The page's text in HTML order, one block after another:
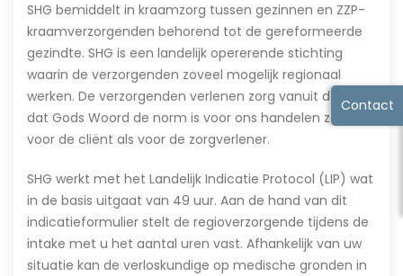
Contact
SHG bemiddelt in kraamzorg tussen gezinnen en ZZP-
kraamverzorgenden behorend tot de gereformeerde
gezindte. SHG is een landelijk opererende stichting
waarin de verzorgenden zoveel mogelijk regionaal
werken. De verzorgenden verlenen zorg vanuit de visie
dat Gods Woord de norm is voor ons handelen zowel
voor de cliënt als voor de zorgverlener.
SHG werkt met het Landelijk Indicatie Protocol (LIP) wat
in de basis uitgaat van 49 uur. Aan de hand van dit
indicatieformulier stelt de regioverzorgende tijdens de
intake met u het aantal uren vast. Afhankelijk van uw
situatie kan de verloskundige op medische gronden in